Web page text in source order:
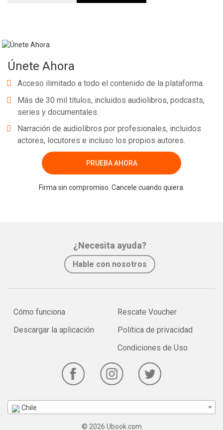
Únete Ahora
Acceso ilimitado a todo el contenido de la plataforma.
Más de 30 mil títulos, incluidos audiolibros, podcasts,
series y documentales.
Narración de audiolibros por profesionales, incluidos
actores, locutores e incluso los propios autores.
PRUEBA AHORA
Firma sin compromiso. Cancele cuando quiera.
¿Necesita ayuda?
Hable con nosotros
Cómo funciona
Descargar la aplicación
Rescate Voucher
Política de privacidad
Condiciones de Uso
Chile
© 2026 Ubook.com